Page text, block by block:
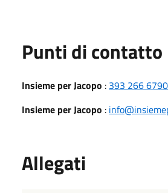
Punti di contatto
Insieme per Jacopo : 393 266 6790
Insieme per Jacopo :
Allegati